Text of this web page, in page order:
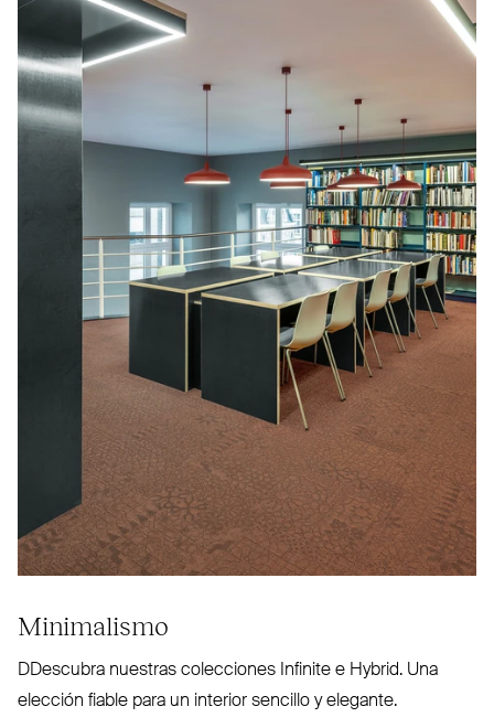
Minimalismo
DDescubra nuestras colecciones Infinite e Hybrid. Una
elección fiable para un interior sencillo y elegante.